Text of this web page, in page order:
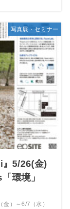
写真展・セミナー
5/26(金)
環境」
）～6/7（水）